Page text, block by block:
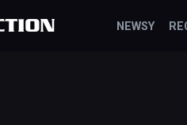
NEWSY